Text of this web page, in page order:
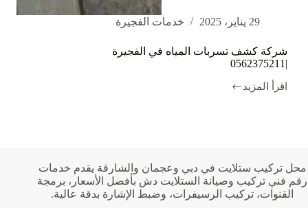
29 يناير، 2025 خدمات الفجيرة
شركة كشف تسربات المياه في الفجيرة
|0562375211
اقرأ المزيد
شركة
محل تركيب ستلايت في دبي وعجمان والشارقة يقدم خدمات
رقم فني تركيب وصيانة الستلايت دش بأفضل الأسعار، برمجة
القنوات، تركيب الرسيفرات، وضبط الإشارة بدقة عالية.